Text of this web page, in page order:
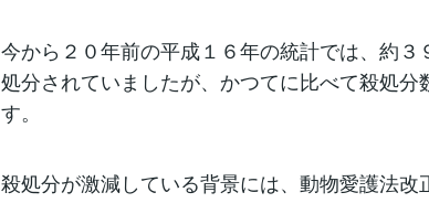
今から２０年前の平成１６年の統計では、約
処分されていましたが、かつてに比べて殺処
す。
殺処分が激減している背景には、動物愛護法